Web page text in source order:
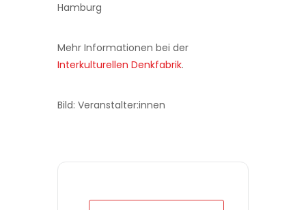
Hamburg
Mehr Informationen bei der
Interkulturellen Denkfabrik.
Bild: Veranstalter:innen